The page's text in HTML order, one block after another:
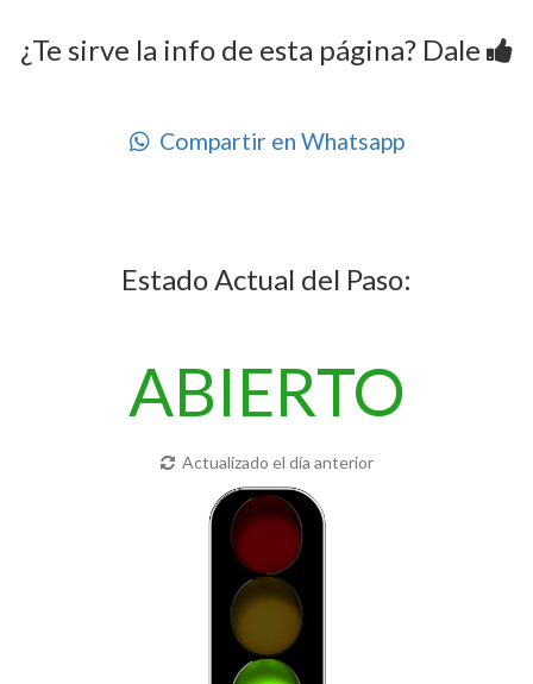
¿Te sirve la info de esta página? Dale
Compartir en Whatsapp
Estado Actual del Paso:
ABIERTO
Actualizado el día anterior